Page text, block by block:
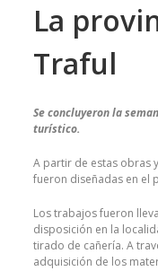
La
Traful
Se concluyeron la
turístico.
A partir de estas obras
fueron diseñadas en el
Los trabajos fueron
disposición en la
tirado de cañería. A
adquisición de los